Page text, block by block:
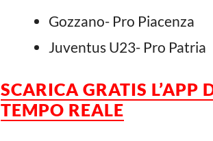
Gozzano- Pro Piacenza
Juventus U23- Pro Patria
SCARICA GRATIS L’APP
TEMPO REALE